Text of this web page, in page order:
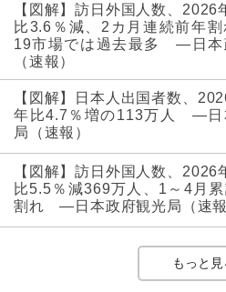
【図解】訪日外国人数、2026
比3.6％減、2カ月連続前年
19市場では過去最多 ―日本
（速報）
【図解】日本人出国者数、
年比4.7％増の113万人 ―日
局（速報）
【図解】訪日外国人数、2026
比5.5％減369万人、1～4月
割れ ―日本政府観光局（速報
もっと見